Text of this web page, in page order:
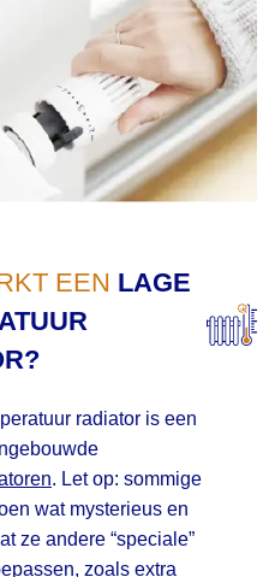
EEN LAGE
radiator is een
. Let op: sommige
wat mysterieus en
ze andere “speciale”
zoals extra